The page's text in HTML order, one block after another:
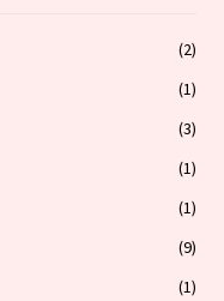
(2)
(1)
(3)
(1)
(1)
(9)
(1)